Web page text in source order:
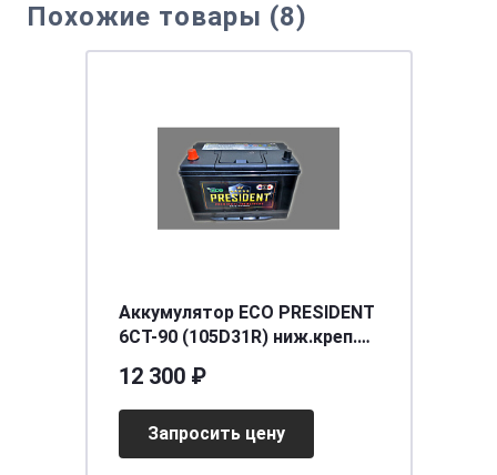
Похожие товары (8)
Аккумулятор ECO PRESIDENT
6СТ-90 (105D31R) ниж.креп.
12 300 ₽
Запросить цену